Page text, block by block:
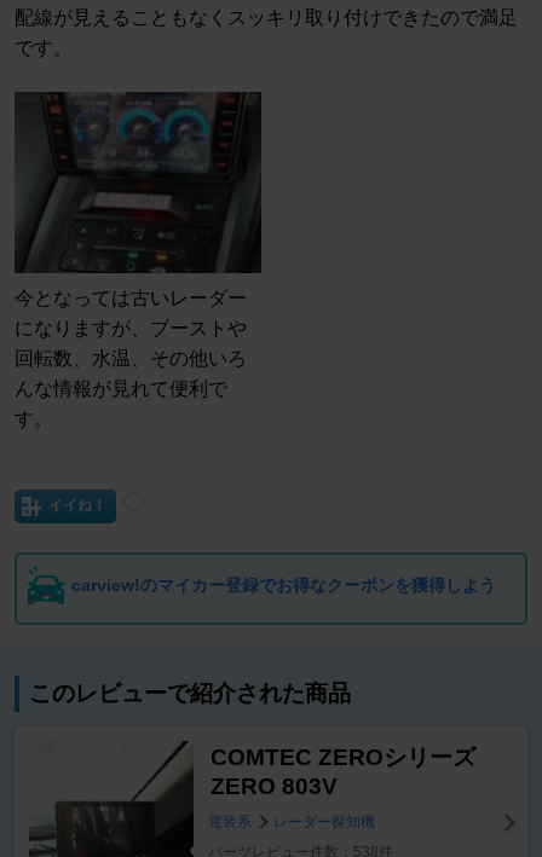
配線が見えることもなくスッキリ取り付けできたので満足
です。
今となっては古いレーダー
になりますが、ブーストや
回転数、水温、その他いろ
んな情報が見れて便利で
す。
イイね！
carview!のマイカー登録でお得なクーポンを獲得しよう
このレビューで紹介された商品
COMTEC ZEROシリーズ
ZERO 803V
電装系
レーダー探知機
パーツレビュー件数：538件